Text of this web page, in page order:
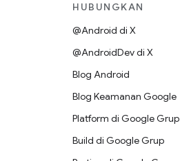
HUBUNGKAN
@Android di X
@AndroidDev di X
Blog Android
Blog Keamanan Google
Platform di Google Grup
Build di Google Grup